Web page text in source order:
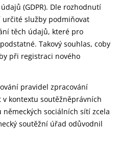
(GDPR). Dle rozhodnutí
určité služby podmiňovat
těch údajů, které pro
Takový souhlas, coby
při registraci nového
pravidel zpracování
kontextu soutěžněprávních
sociálních sítí zcela
soutěžní úřad odůvodnil